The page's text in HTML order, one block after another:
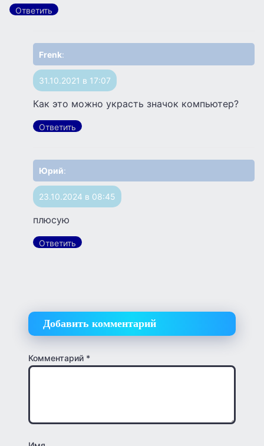
Ответить
Frenk:
31.10.2021 в 17:07
Как это можно украсть значок компьютер?
Ответить
Юрий:
23.10.2024 в 08:45
плюсую
Ответить
Добавить комментарий
Комментарий *